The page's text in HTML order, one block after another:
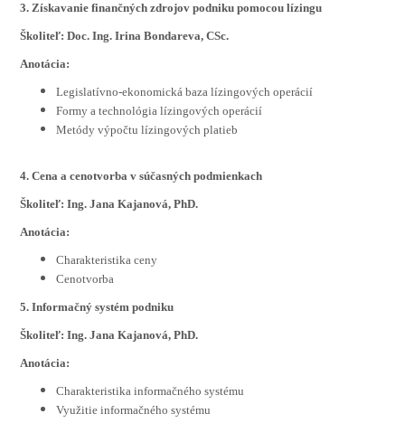
3. Získavanie finančných zdrojov podniku pomocou lízingu
Školiteľ: Doc. Ing. Irina Bondareva, CSc.
Anotácia:
Legislatívno-ekonomická baza lízingových operácií
Formy a technológia lízingových operácií
Metódy výpočtu lízingových platieb
4. Cena a cenotvorba v súčasných podmienkach
Školiteľ: Ing. Jana Kajanová, PhD.
Anotácia:
Charakteristika ceny
Cenotvorba
5. Informačný systém podniku
Školiteľ: Ing. Jana Kajanová, PhD.
Anotácia:
Charakteristika informačného systému
Využitie informačného systému